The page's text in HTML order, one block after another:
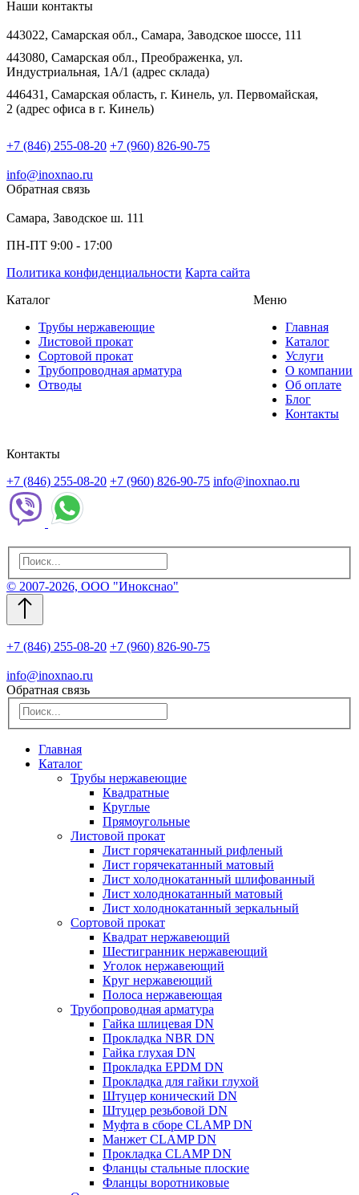
Наши контакты
443022, Самарская обл., Самара, Заводское шоссе, 111
443080, Самарская обл., Преображенка, ул.
Индустриальная, 1А/1 (адрес склада)
446431, Самарская область, г. Кинель, ул. Первомайская,
2 (адрес офиса в г. Кинель)
+7 (846) 255-08-20 +7 (960) 826-90-75
info@inoxnao.ru
Обратная связь
Самара, Заводское ш. 111
ПН-ПТ 9:00 - 17:00
Политика конфиденциальности Карта сайта
Каталог
Трубы нержавеющие
Листовой прокат
Сортовой прокат
Трубопроводная арматура
Отводы
Меню
Главная
Каталог
Услуги
О компании
Об оплате
Блог
Контакты
Контакты
+7 (846) 255-08-20 +7 (960) 826-90-75 info@inoxnao.ru
© 2007-2026, ООО "Инокснао"
+7 (846) 255-08-20 +7 (960) 826-90-75
info@inoxnao.ru
Обратная связь
Главная
Каталог
Трубы нержавеющие
Квадратные
Круглые
Прямоугольные
Листовой прокат
Лист горячекатанный рифленый
Лист горячекатанный матовый
Лист холоднокатанный шлифованный
Лист холоднокатанный матовый
Лист холоднокатанный зеркальный
Сортовой прокат
Квадрат нержавеющий
Шестигранник нержавеющий
Уголок нержавеющий
Круг нержавеющий
Полоса нержавеющая
Трубопроводная арматура
Гайка шлицевая DN
Прокладка NBR DN
Гайка глухая DN
Прокладка EPDM DN
Прокладка для гайки глухой
Штуцер конический DN
Штуцер резьбовой DN
Муфта в сборе CLAMP DN
Манжет CLAMP DN
Прокладка CLAMP DN
Фланцы стальные плоские
Фланцы воротниковые